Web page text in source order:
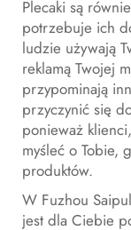
Plecaki są
potrzebuje ich
ludzie używają
reklamą Twojej
przypominają
przyczynić się
ponieważ
myśleć o Tobie,
produktów.
W Fuzhou
jest dla Ciebie